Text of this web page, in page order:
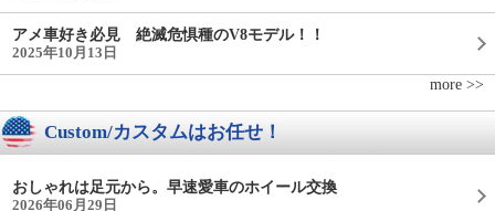
アメ車好き必見 絶滅危惧種のV8モデル！！
2025年10月13日
more >>
Custom/カスタムはお任せ！
おしゃれは足元から。早速愛車のホイール交換
2026年06月29日